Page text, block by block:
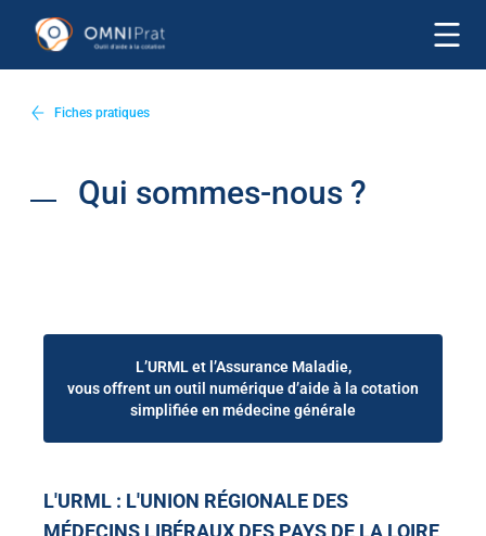
Fiches pratiques
Qui sommes-nous ?
L’URML et l’Assurance Maladie,
vous offrent un outil numérique d’aide à la cotation
simplifiée en médecine générale
L'URML : L'UNION RÉGIONALE DES
MÉDECINS LIBÉRAUX DES PAYS DE LA LOIRE